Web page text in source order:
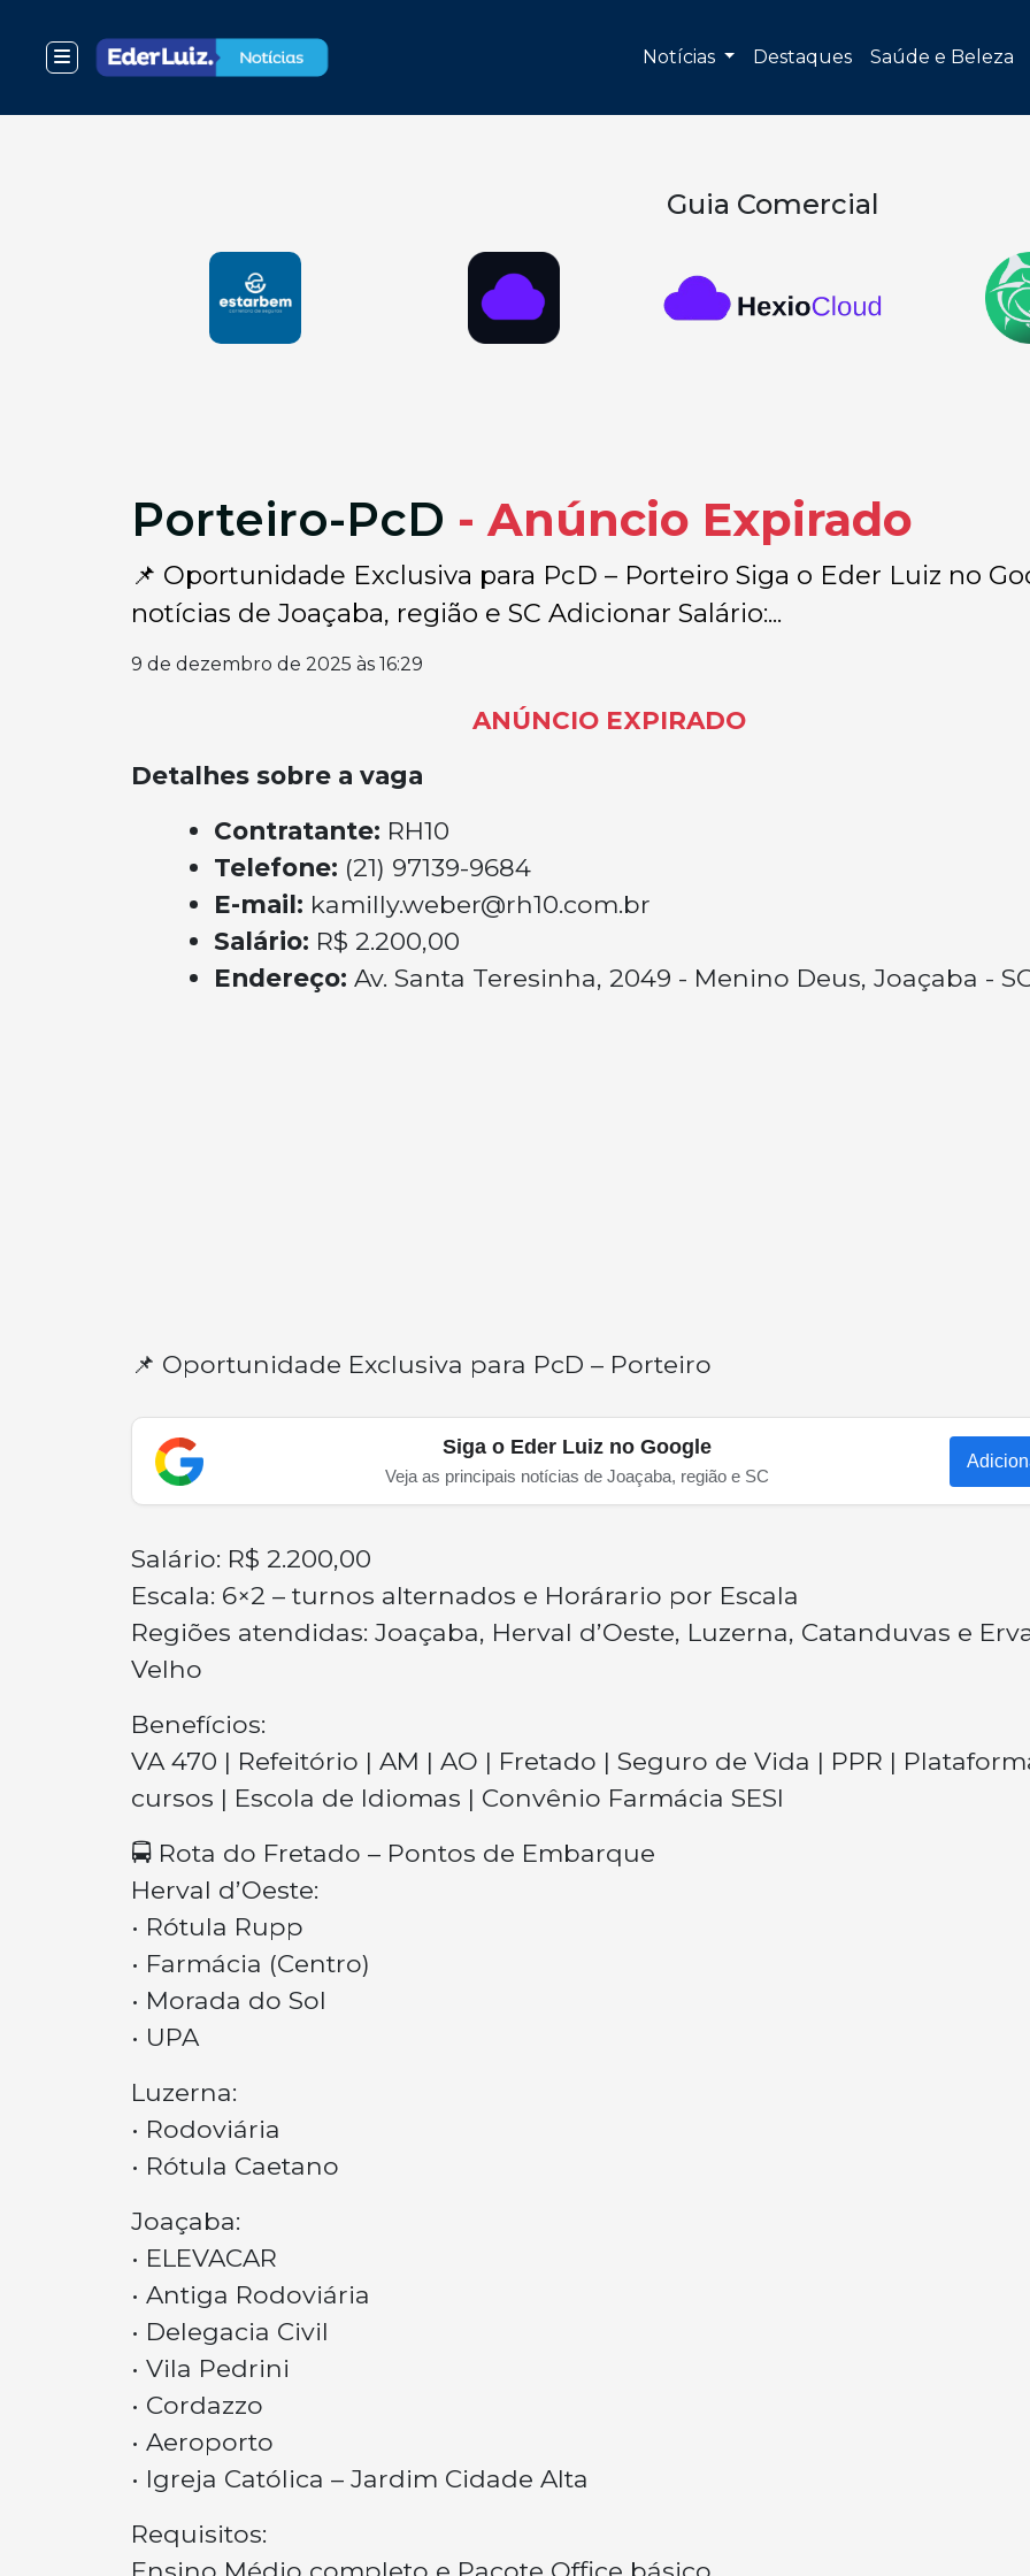
Notícias Destaques Saúde e Beleza
Guia Comercial
Porteiro-PcD - Anúncio Expirado
📌 Oportunidade Exclusiva para PcD – Porteiro Siga o Eder Luiz no
notícias de Joaçaba, região e SC Adicionar Salário:...
9 de dezembro de 2025 às 16:29
ANÚNCIO EXPIRADO
Detalhes sobre a vaga
Contratante: RH10
Telefone: (21) 97139-9684
E-mail: kamilly.weber@rh10.com.br
Salário: R$ 2.200,00
Endereço: Av. Santa Teresinha, 2049 - Menino Deus, Joaçaba -
📌 Oportunidade Exclusiva para PcD – Porteiro
Siga o Eder Luiz no Google
Veja as principais notícias de Joaçaba, região e SC
Salário: R$ 2.200,00
Escala: 6×2 – turnos alternados e Horárario por Escala
Regiões atendidas: Joaçaba, Herval d’Oeste, Luzerna, Catanduvas e
Velho
Benefícios:
VA 470 | Refeitório | AM | AO | Fretado | Seguro de Vida | PPR |
cursos | Escola de Idiomas | Convênio Farmácia SESI
🚍 Rota do Fretado – Pontos de Embarque
Herval d’Oeste:
• Rótula Rupp
• Farmácia (Centro)
• Morada do Sol
• UPA
Luzerna:
• Rodoviária
• Rótula Caetano
Joaçaba:
• ELEVACAR
• Antiga Rodoviária
• Delegacia Civil
• Vila Pedrini
• Cordazzo
• Aeroporto
• Igreja Católica – Jardim Cidade Alta
Requisitos: